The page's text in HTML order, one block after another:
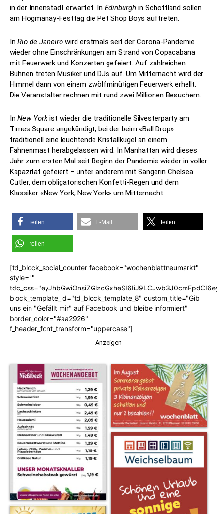
in der Innenstadt erwartet. In Edinburgh in Schottland sollen
am Hogmanay-Festtag die Pet Shop Boys auftreten.
In Rio de Janeiro wird erstmals seit der Corona-Pandemie
wieder ohne Einschränkungen am Strand von Copacabana
mit Feuerwerk und Konzerten gefeiert. Auf zahlreichen
Bühnen treten Musiker und DJs auf. Um Mitternacht wird der
Himmel dann von einem zwölfminütigen Feuerwerk erhellt.
Die Veranstalter rechnen mit rund zwei Millionen Besuchern.
In New Yorkist wieder die traditionelle Silvesterparty am
Times Square angekündigt, bei der beim «Ball Drop»
traditionell eine leuchtende Kristallkugel an einem
Fahnenmast herabgelassen wird. In Manhattan wird dieses
Jahr zum ersten Mal seit Beginn der Pandemie wieder in voller
Kapazität gefeiert – unter anderem mit Sängerin Chelsea
Cutler, dem obligatorischen Konfetti-Regen und dem
Klassiker «New York, New York» um Mitternacht.
teilen E-Mail teilen
teilen
[td_block_social_counter facebook="wochenblattneumarkt"
style=""
block_template_id="td_block_template_8" custom_title="Gib
uns ein "Gefällt mir" auf Facebook und bleibe informiert"
border_color="#aa2926"
f_header_font_transform="uppercase"]
-Anzeigen-